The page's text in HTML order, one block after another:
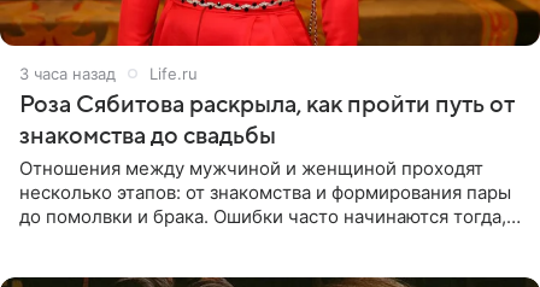
3 часа назад Life.ru
Роза Сябитова раскрыла, как пройти путь от
знакомства до свадьбы
Отношения между мужчиной и женщиной проходят
несколько этапов: от знакомства и формирования пары
до помолвки и брака. Ошибки часто начинаются тогда,